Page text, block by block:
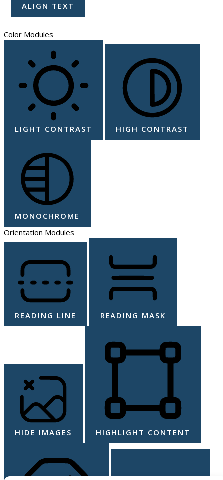
ALIGN TEXT
Color Modules
LIGHT CONTRAST HIGH CONTRAST
MONOCHROME
Orientation Modules
READING LINE READING MASK
HIDE IMAGES HIGHLIGHT CONTENT